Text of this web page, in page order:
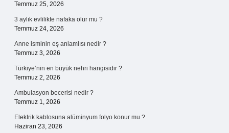
Temmuz 25, 2026
3 aylık evlilikte nafaka olur mu ?
Temmuz 24, 2026
Anne isminin eş anlamlısı nedir ?
Temmuz 3, 2026
Türkiye’nin en büyük nehri hangisidir ?
Temmuz 2, 2026
Ambulasyon becerisi nedir ?
Temmuz 1, 2026
Elektrik kablosuna alüminyum folyo konur mu ?
Haziran 23, 2026